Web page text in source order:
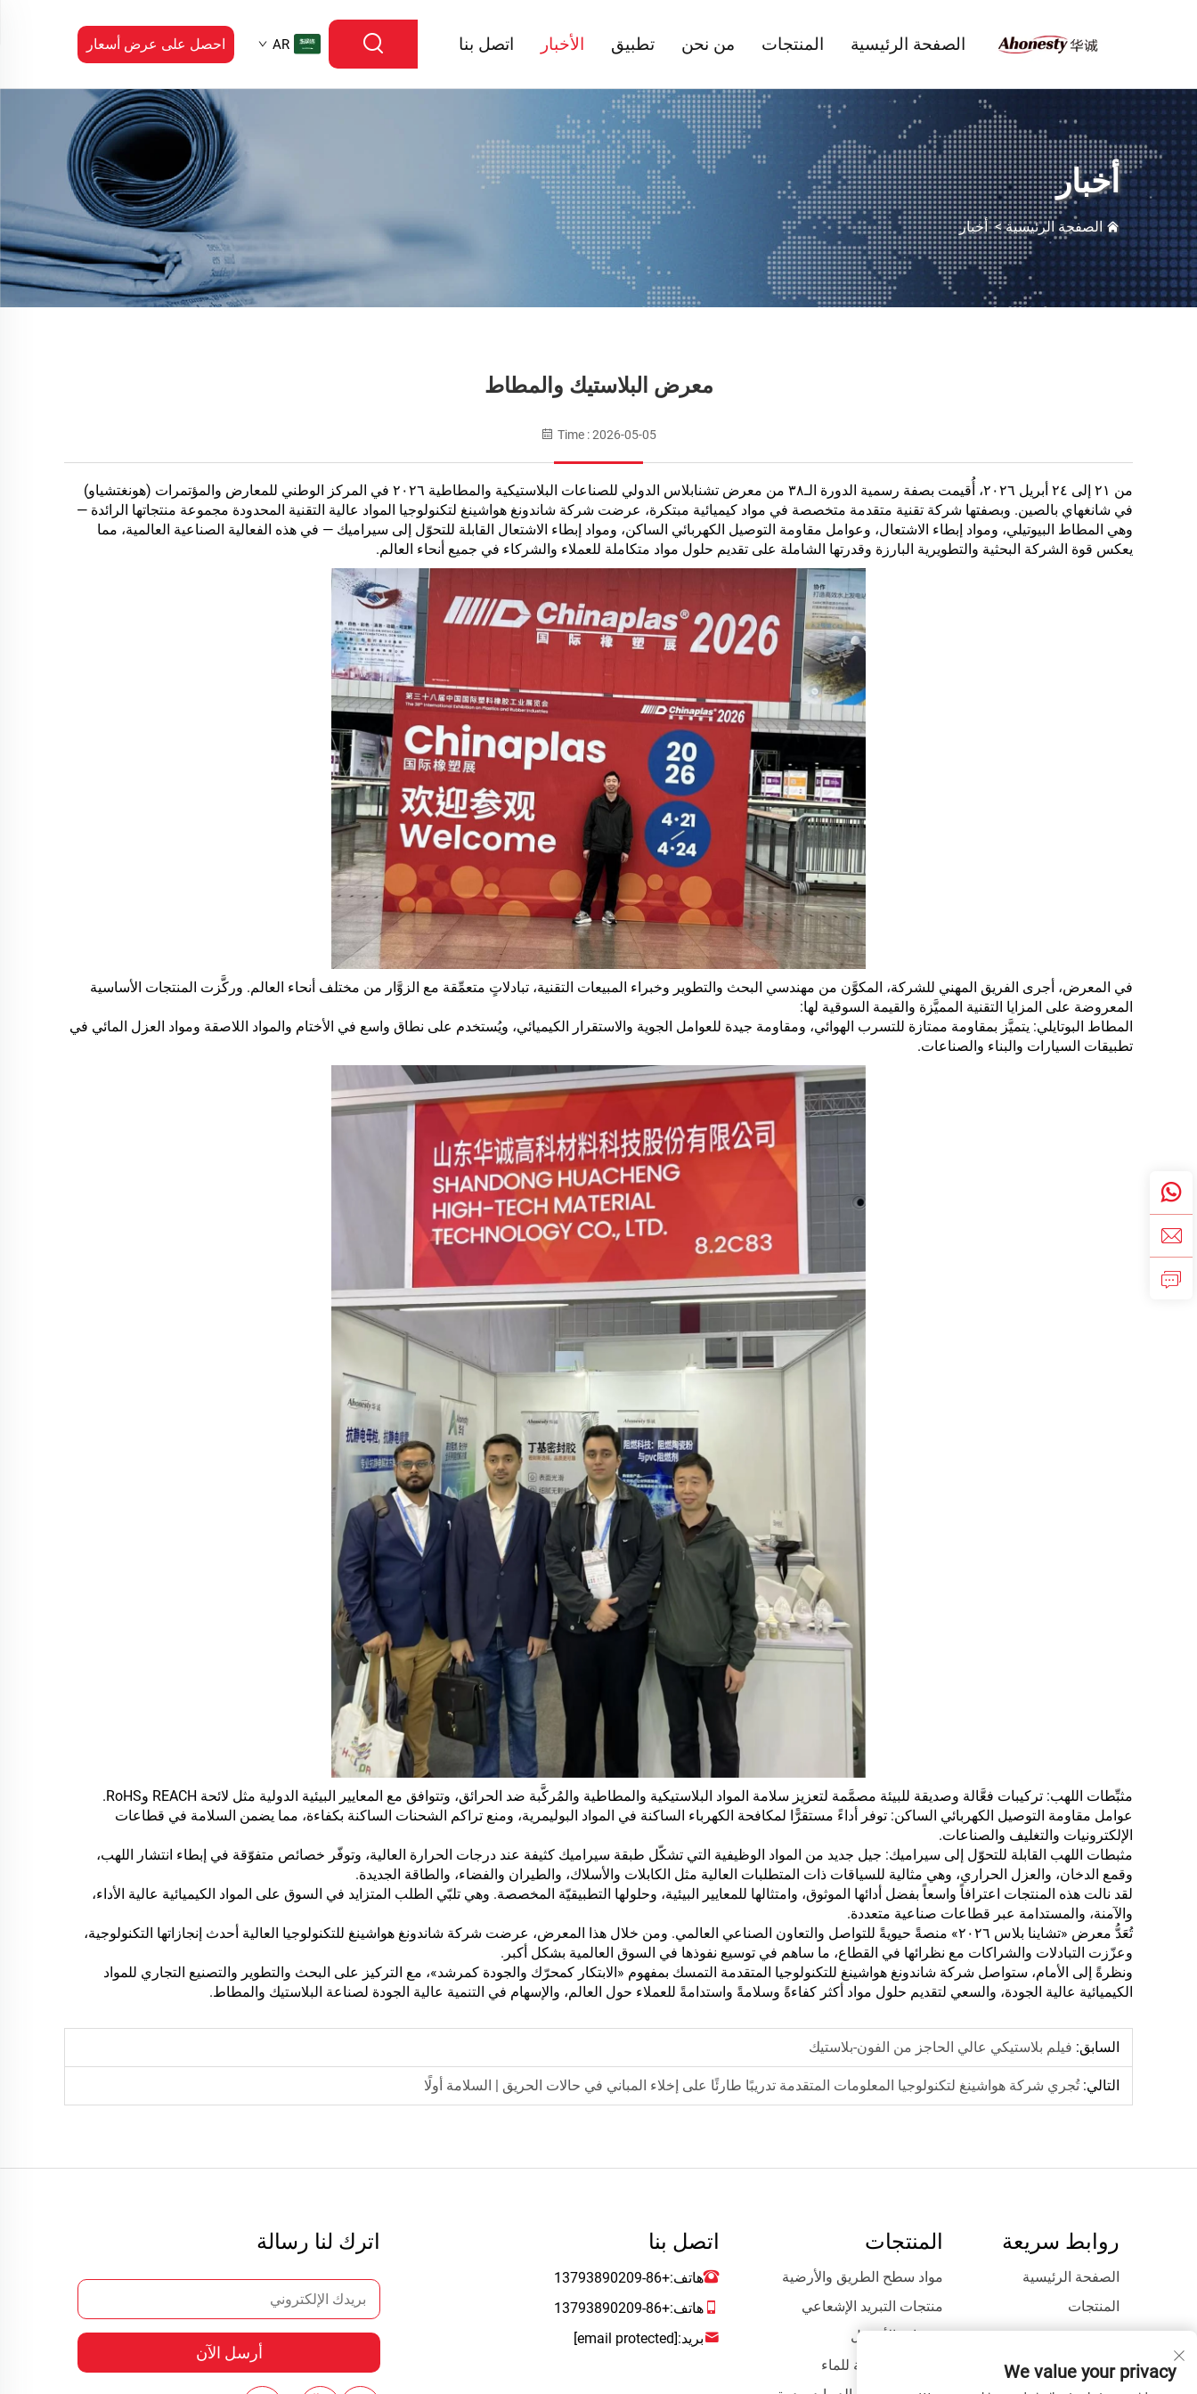
الصفحة الرئيسية المنتجات من نحن تطبيق الأخبار اتصل بنا AR احصل على عرض أسعار
أخبار
الصفحة الرئيسية>أخبار
معرض البلاستيك والمطاط
Time : 2026-05-05
من ٢١ إلى ٢٤ أبريل ٢٠٢٦، أُقيمت بصفة رسمية الدورة الـ٣٨ من معرض تشنابلاس الدولي للصناعات البلاستيكية والمطاطية ٢٠٢٦ في المركز الوطني للمعارض والمؤتمرات (هونغتشياو)
في شانغهاي بالصين. وبصفتها شركة تقنية متقدمة متخصصة في مواد كيميائية مبتكرة، عرضت شركة شاندونغ هواشينغ لتكنولوجيا المواد عالية التقنية المحدودة مجموعة منتجاتها الرائدة —
وهي المطاط البيوتيلي، ومواد إبطاء الاشتعال، وعوامل مقاومة التوصيل الكهربائي الساكن، ومواد إبطاء الاشتعال القابلة للتحوّل إلى سيراميك — في هذه الفعالية الصناعية العالمية، مما
يعكس قوة الشركة البحثية والتطويرية البارزة وقدرتها الشاملة على تقديم حلول مواد متكاملة للعملاء والشركاء في جميع أنحاء العالم.
في المعرض، أجرى الفريق المهني للشركة، المكوَّن من مهندسي البحث والتطوير وخبراء المبيعات التقنية، تبادلاتٍ متعمِّقة مع الزوَّار من مختلف أنحاء العالم. وركَّزت المنتجات الأساسية
المعروضة على المزايا التقنية المميَّزة والقيمة السوقية لها:
المطاط البوتايلي: يتميَّز بمقاومة ممتازة للتسرب الهوائي، ومقاومة جيدة للعوامل الجوية والاستقرار الكيميائي، ويُستخدم على نطاق واسع في الأختام والمواد اللاصقة ومواد العزل المائي في
تطبيقات السيارات والبناء والصناعات.
مثبِّطات اللهب: تركيبات فعَّالة وصديقة للبيئة مصمَّمة لتعزيز سلامة المواد البلاستيكية والمطاطية والمُركَّبة ضد الحرائق، وتتوافق مع المعايير البيئية الدولية مثل لائحة REACH وRoHS.
عوامل مقاومة التوصيل الكهربائي الساكن: توفر أداءً مستقرًّا لمكافحة الكهرباء الساكنة في المواد البوليمرية، ومنع تراكم الشحنات الساكنة بكفاءة، مما يضمن السلامة في قطاعات
الإلكترونيات والتغليف والصناعات.
مثبطات اللهب القابلة للتحوّل إلى سيراميك: جيل جديد من المواد الوظيفية التي تشكّل طبقة سيراميك كثيفة عند درجات الحرارة العالية، وتوفّر خصائص متفوّقة في إبطاء انتشار اللهب،
وقمع الدخان، والعزل الحراري، وهي مثالية للسياقات ذات المتطلبات العالية مثل الكابلات والأسلاك، والطيران والفضاء، والطاقة الجديدة.
لقد نالت هذه المنتجات اعترافاً واسعاً بفضل أدائها الموثوق، وامتثالها للمعايير البيئية، وحلولها التطبيقيّة المخصصة. وهي تلبّي الطلب المتزايد في السوق على المواد الكيميائية عالية الأداء،
والآمنة، والمستدامة عبر قطاعات صناعية متعددة.
تُعَدُّ معرض «تشاينا بلاس ٢٠٢٦» منصةً حيويةً للتواصل والتعاون الصناعي العالمي. ومن خلال هذا المعرض، عرضت شركة شاندونغ هواشينغ للتكنولوجيا العالية أحدث إنجازاتها التكنولوجية،
وعزّزت التبادلات والشراكات مع نظرائها في القطاع، ما ساهم في توسيع نفوذها في السوق العالمية بشكل أكبر.
ونظرةً إلى الأمام، ستواصل شركة شاندونغ هواشينغ للتكنولوجيا المتقدمة التمسك بمفهوم «الابتكار كمحرّك والجودة كمرشد»، مع التركيز على البحث والتطوير والتصنيع التجاري للمواد
الكيميائية عالية الجودة، والسعي لتقديم حلول مواد أكثر كفاءةً وسلامةً واستدامةً للعملاء حول العالم، والإسهام في التنمية عالية الجودة لصناعة البلاستيك والمطاط.
السابق: فيلم بلاستيكي عالي الحاجز من الفون-بلاستيك
التالي:تُجري شركة هواشينغ لتكنولوجيا المعلومات المتقدمة تدريبًا طارئًا على إخلاء المباني في حالات الحريق | السلامة أولًا
روابط سريعة
الصفحة الرئيسية
المنتجات
من نحن
تطبيق
المنتجات
مواد سطح الطريق والأرضية
منتجات التبريد الإشعاعي
منتجات الأروجل
منتجات مقاومة للماء
اتصل بنا
هاتف:+86-13793890209
هاتف:+86-13793890209
بريد:[email protected]
اترك لنا رسالة
أرسل الآن
We value your privacy